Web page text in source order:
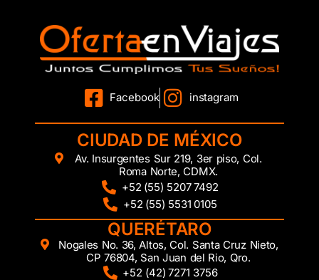
Facebook instagram
CIUDAD DE MÉXICO
Av. Insurgentes Sur 219, 3er piso, Col.
Roma Norte, CDMX.
+52 (55) 5207 7492
+52 (55) 5531 0105
QUERÉTARO
Nogales No. 36, Altos, Col. Santa Cruz Nieto,
CP 76804, San Juan del Rio, Qro.
+52 (42) 7271 3756